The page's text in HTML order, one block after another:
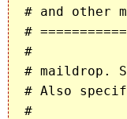
# and other
#
#
# maildrop.
# Also
#